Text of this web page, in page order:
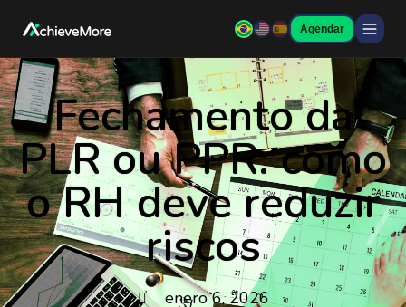
Agendar
Fechamento da
PLR ou PPR: como
o RH deve reduzir
riscos
enero 6, 2026